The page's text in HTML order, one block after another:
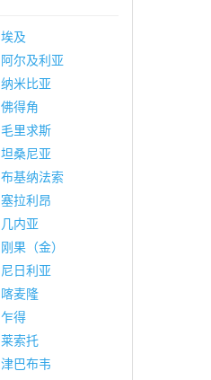
埃及
阿尔及利亚
纳米比亚
佛得角
毛里求斯
坦桑尼亚
布基纳法索
塞拉利昂
几内亚
刚果（金）
尼日利亚
喀麦隆
乍得
莱索托
津巴布韦